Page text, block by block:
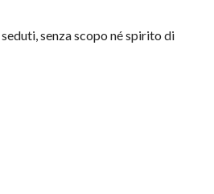
senza scopo né spirito di